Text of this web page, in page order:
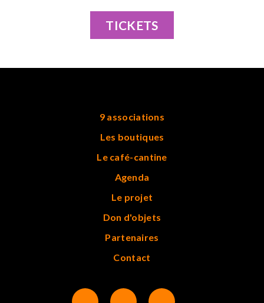
TICKETS
9 associations
Les boutiques
Le café-cantine
Agenda
Le projet
Don d'objets
Partenaires
Contact